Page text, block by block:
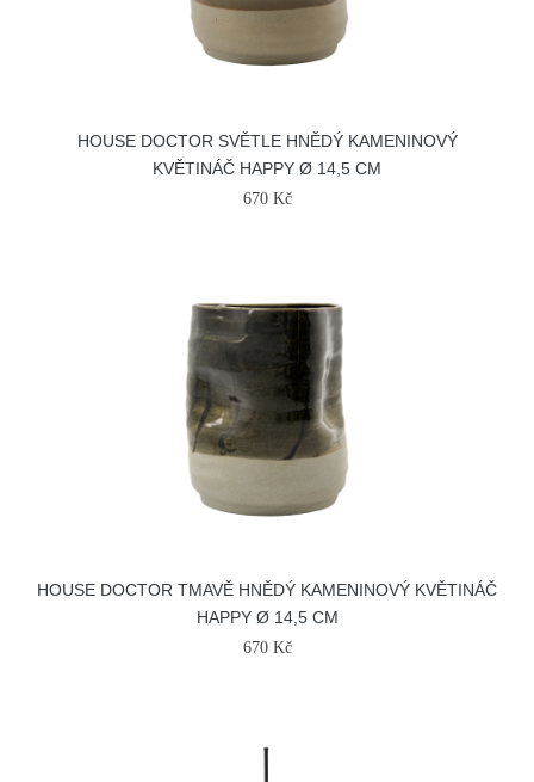
HOUSE DOCTOR SVĚTLE HNĚDÝ KAMENINOVÝ
KVĚTINÁČ HAPPY Ø 14,5 CM
670 Kč
HOUSE DOCTOR TMAVĚ HNĚDÝ KAMENINOVÝ KVĚTINÁČ
HAPPY Ø 14,5 CM
670 Kč